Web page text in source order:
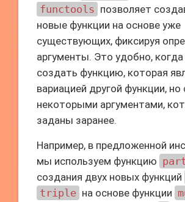
functools позволяет
новые функции на основе уже
существующих, фиксируя
аргументы. Это удобно,
создать функцию, которая
вариацией другой функции, но
некоторыми аргументами,
заданы заранее.
Например, в предложенной
мы используем функцию
создания двух новых функций
triple на основе функции